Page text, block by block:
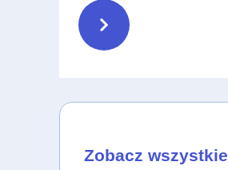
Zobacz wszystkie